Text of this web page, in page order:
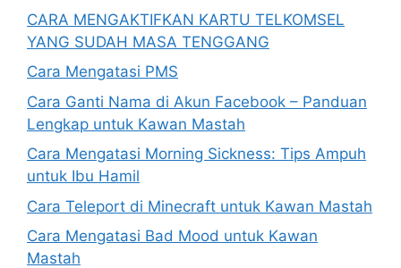
CARA MENGAKTIFKAN KARTU TELKOMSEL
YANG SUDAH MASA TENGGANG
Cara Mengatasi PMS
Cara Ganti Nama di Akun Facebook – Panduan
Lengkap untuk Kawan Mastah
Cara Mengatasi Morning Sickness: Tips Ampuh
untuk Ibu Hamil
Cara Teleport di Minecraft untuk Kawan Mastah
Cara Mengatasi Bad Mood untuk Kawan
Mastah